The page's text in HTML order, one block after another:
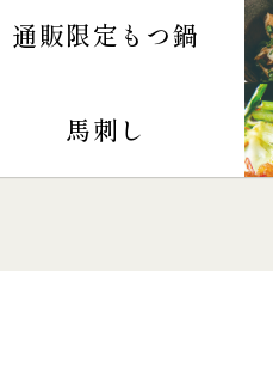
通販限定もつ鍋
馬刺し